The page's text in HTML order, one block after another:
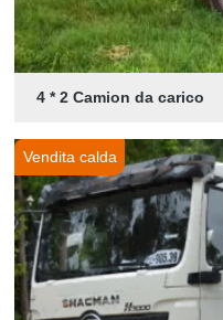
4 * 2 Camion da carico
Vendita calda